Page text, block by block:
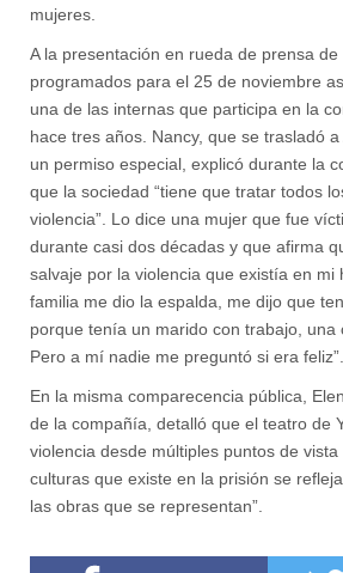
mujeres.
A la presentación en rueda de prensa de
programados para el 25 de noviembre
una de las internas que participa en la
hace tres años. Nancy, que se trasladó
un permiso especial, explicó durante la
que la sociedad “tiene que tratar todos
violencia”. Lo dice una mujer que fue
durante casi dos décadas y que afirma
salvaje por la violencia que existía en mi
familia me dio la espalda, me dijo que
porque tenía un marido con trabajo, una
Pero a mí nadie me preguntó si era feliz”.
En la misma comparecencia pública,
de la compañía, detalló que el teatro de
violencia desde múltiples puntos de vista
culturas que existe en la prisión se
las obras que se representan”.